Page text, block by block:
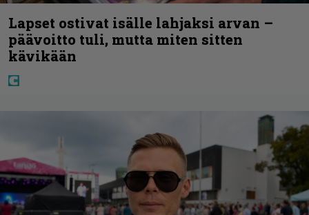
Lapset ostivat isälle lahjaksi arvan –
päävoitto tuli, mutta miten sitten
kävikään